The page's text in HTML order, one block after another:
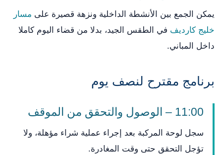
يمكن الجمع بين الأنشطة الداخلية ونزهة قصيرة على مسار
خليج كارديف في الطقس الجيد، بدلا من قضاء اليوم كاملا
داخل المباني.
برنامج مقترح لنصف يوم
11:00 – الوصول والتحقق من الموقف
سجل لوحة المركبة بعد إجراء عملية شراء مؤهلة، ولا
تؤجل التحقق حتى وقت المغادرة.